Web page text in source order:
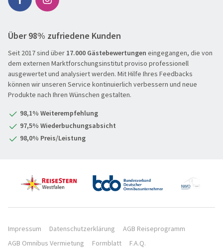
SUCHEN & BUCHEN
REISEKATEGORIE
Reisekategorie
Genussreise
Hochseekreuzfahrt
Leserreisen
Osterreisen
PREMIUM-Bus
Schiffsreisen
Vorteilsreisen
Weihnachtsmärkte
Winter- & Frühjahrsreisen
REISEZIEL
Deutschland
Mittelmeer & Fernreisen
Österreich & Schweiz
Östliche Länder
REISEZEITRAUM
REISEDAUER
Hauptsache weg
8 Tage und mehr
Über 98% zufriedene Kunden
Seit 2017 sind über 17.000 Gästebewertungen eingegangen, die von
dem externen Marktforschungsinstitut proviso professionell
ausgewertet und analysiert werden. Mit Hilfe Ihres Feedbacks
können wir unseren Service kontinuierlich verbessern und neue
Produkte nach Ihren Wünschen gestalten.
98,1% Weiterempfehlung
97,5% Wiederbuchungsabsicht
98,0% Preis/Leistung
Impressum Datenschutzerklärung
AGB Reiseprogramm
AGB Omnibus Vermietung
Formblatt F.A.Q.